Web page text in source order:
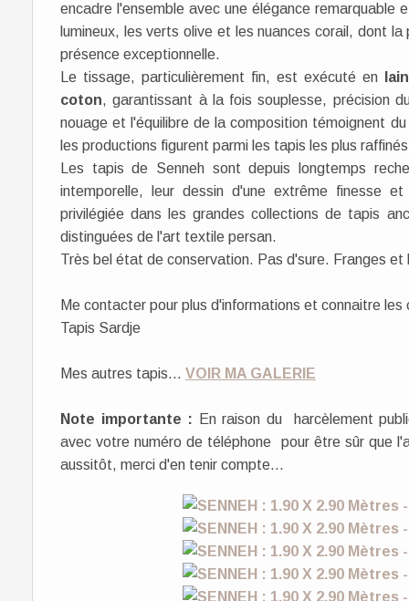
encadre l'ensemble avec une élégance remarquable
lumineux, les verts olive et les nuances corail, dont
présence exceptionnelle.
Le tissage, particulièrement fin, est exécuté en
coton, garantissant à la fois souplesse, précision
nouage et l'équilibre de la composition témoignent
les productions figurent parmi les tapis les plus
Les tapis de Senneh sont depuis longtemps
intemporelle, leur dessin d'une extrême finesse
privilégiée dans les grandes collections de tapis
distinguées de l'art textile persan.
Très bel état de conservation. Pas d'sure. Franges
Me contacter pour plus d'informations et connaitre
Tapis Sardje
Mes autres tapis... VOIR MA GALERIE
Note importante : En raison du harcèlement
avec votre numéro de téléphone pour être sûr que
aussitôt, merci d'en tenir compte...